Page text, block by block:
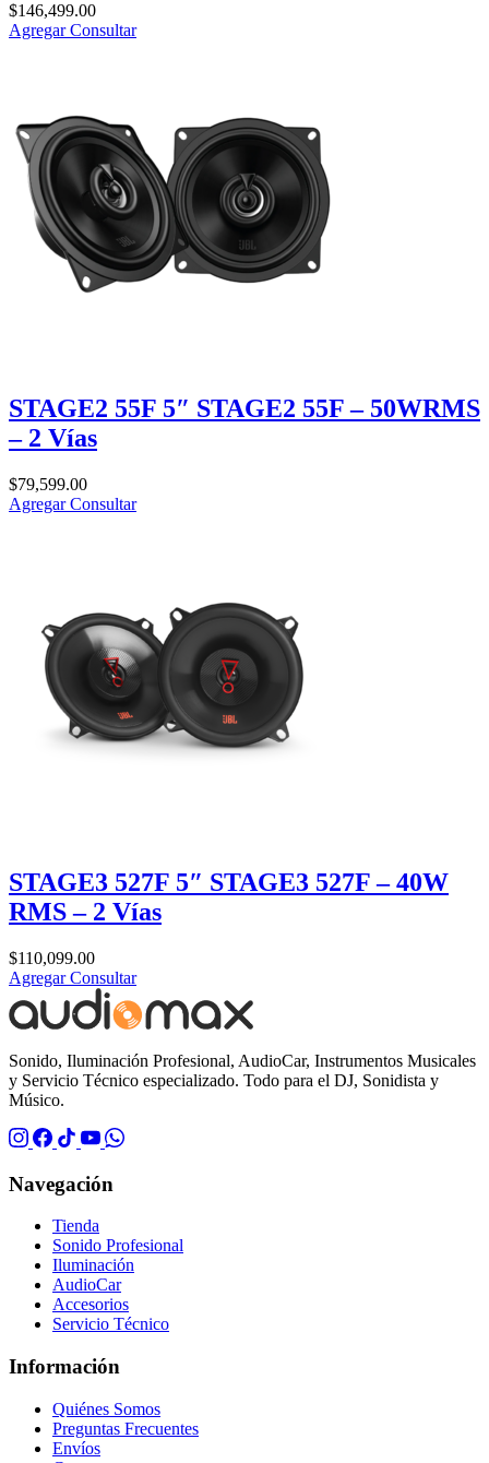
$146,499.00
AgregarConsultar
STAGE2 55F 5″ STAGE2 55F – 50WRMS
– 2 Vías
$79,599.00
AgregarConsultar
STAGE3 527F 5″ STAGE3 527F – 40W
RMS – 2 Vías
$110,099.00
AgregarConsultar
Sonido, Iluminación Profesional, AudioCar, Instrumentos Musicales
y Servicio Técnico especializado. Todo para el DJ, Sonidista y
Músico.
Navegación
Tienda
Sonido Profesional
Iluminación
AudioCar
Accesorios
Servicio Técnico
Información
Quiénes Somos
Preguntas Frecuentes
Envíos